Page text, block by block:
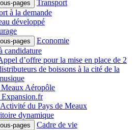
pages
Transport
à la demande
développé
pages
Economie
candidature
d’offre pour la mise en place de 2
de boissons à la cité de la
Aéropôle
du Pays de Meaux
dynamique
pages
Cadre de vie